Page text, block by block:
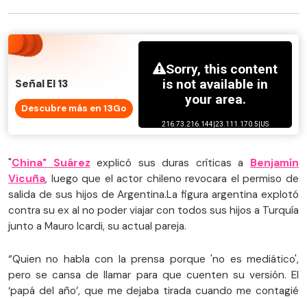
Señal El 13
Descubre más en 13Go
"China" Suárez explicó sus duras críticas a Benjamín
Vicuña, luego que el actor chileno revocara el permiso de
salida de sus hijos de Argentina.La figura argentina explotó
contra su ex al no poder viajar con todos sus hijos a Turquía
junto a Mauro Icardi, su actual pareja.
“Quien no habla con la prensa porque 'no es mediático',
pero se cansa de llamar para que cuenten su versión. El
‘papá del año’, que me dejaba tirada cuando me contagié